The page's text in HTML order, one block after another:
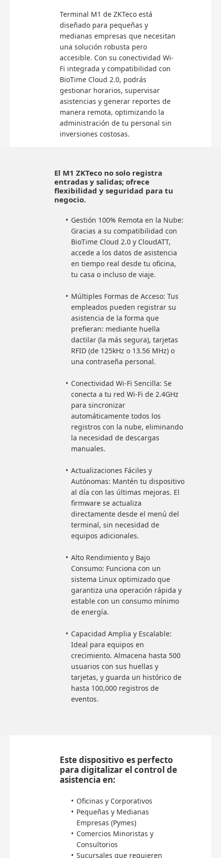
Terminal M1 de ZKTeco está
diseñado para pequeñas y
medianas empresas que necesitan
una solución robusta pero
accesible. Con su conectividad Wi-
Fi integrada y compatibilidad con
BioTime Cloud 2.0, podrás
gestionar horarios, supervisar
asistencias y generar reportes de
manera remota, optimizando la
administración de tu personal sin
inversiones costosas.
El M1 ZKTeco no solo registra
entradas y salidas; ofrece
flexibilidad y seguridad para tu
negocio.
Gestión 100% Remota en la Nube:
Gracias a su compatibilidad con
BioTime Cloud 2.0 y CloudATT,
accede a los datos de asistencia
en tiempo real desde tu oficina,
tu casa o incluso de viaje.
Múltiples Formas de Acceso: Tus
empleados pueden registrar su
asistencia de la forma que
prefieran: mediante huella
dactilar (la más segura), tarjetas
RFID (de 125kHz o 13.56 MHz) o
una contraseña personal.
Conectividad Wi-Fi Sencilla: Se
conecta a tu red Wi-Fi de 2.4GHz
para sincronizar
automáticamente todos los
registros con la nube, eliminando
la necesidad de descargas
manuales.
Actualizaciones Fáciles y
Autónomas: Mantén tu dispositivo
al día con las últimas mejoras. El
firmware se actualiza
directamente desde el menú del
terminal, sin necesidad de
equipos adicionales.
Alto Rendimiento y Bajo
Consumo: Funciona con un
sistema Linux optimizado que
garantiza una operación rápida y
estable con un consumo mínimo
de energía.
Capacidad Amplia y Escalable:
Ideal para equipos en
crecimiento. Almacena hasta 500
usuarios con sus huellas y
tarjetas, y guarda un histórico de
hasta 100,000 registros de
eventos.
Este dispositivo es perfecto
para digitalizar el control de
asistencia en:
Oficinas y Corporativos
Pequeñas y Medianas
Empresas (Pymes)
Comercios Minoristas y
Consultorios
Sucursales que requieren